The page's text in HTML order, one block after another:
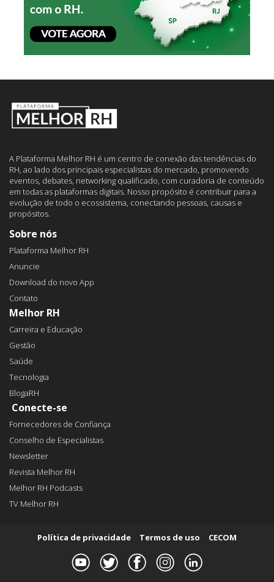
A Plataforma Melhor RH é um centro de conexão das tendências do
RH, ao lado dos principais especialistas do mercado, promovendo
eventos, debates, networking qualificado, com curadoria de conteúdo
em todas as plataformas digitais. Nosso propósito é contribuir para a
evolução de todo o ecossistema, conectando pessoas, causas e
propósitos.
Sobre nós
Plataforma Melhor RH
Anuncie
Download do novo App
Contato
Melhor RH
Carreira e Educação
Gestão
Saúde
Tecnologia
BlogaRH
Conecte-se
Fornecedores de Confiança
Conselho de Especialistas
Newsletter
Revista Melhor RH
Melhor RH Podcasts
TV Melhor RH
Política de privacidade Termos de uso CECOM